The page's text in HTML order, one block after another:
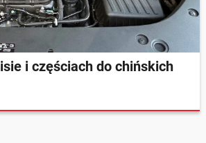
i częściach do chińskich